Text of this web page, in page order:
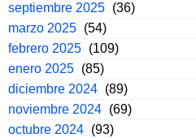
septiembre 2025 (36)
marzo 2025 (54)
febrero 2025 (109)
enero 2025 (85)
diciembre 2024 (89)
noviembre 2024 (69)
octubre 2024 (93)